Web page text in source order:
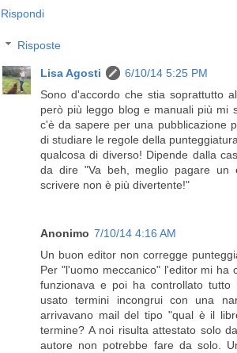
Rispondi
Risposte
Lisa Agosti
6/10/14 5:25 PM
Sono d'accordo che stia soprattutto
però più leggo blog e manuali più mi
c'è da sapere per una pubblicazione
di studiare le regole della
qualcosa di diverso! Dipende dalla
da dire "Va beh, meglio pagare un
scrivere non è più divertente!"
Anonimo 7/10/14 4:16 AM
Un buon editor non corregge
Per "l'uomo meccanico" l'editor mi ha
funzionava e poi ha controllato
usato termini incongrui con una
arrivavano mail del tipo "qual è il
termine? A noi risulta attestato solo
autore non potrebbe fare da solo.